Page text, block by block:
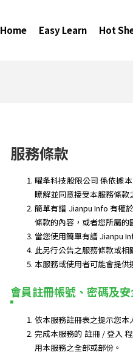
Home Easy Learn Hot
服務條款
曜夆科技股限公司 係依據
瞭解並同意接受本服務條款
簡單有譜 Jianpu Info 有權
條款的內容，或者您所屬的
當您使用簡單有譜 Jianpu
此另行公告之服務條款或
本服務或使用者可能會提供
會員註冊帳號、密碼及
依本服務註冊表之提示您本
完成本服務的 註冊 / 登入
用本服務之全部或部份。